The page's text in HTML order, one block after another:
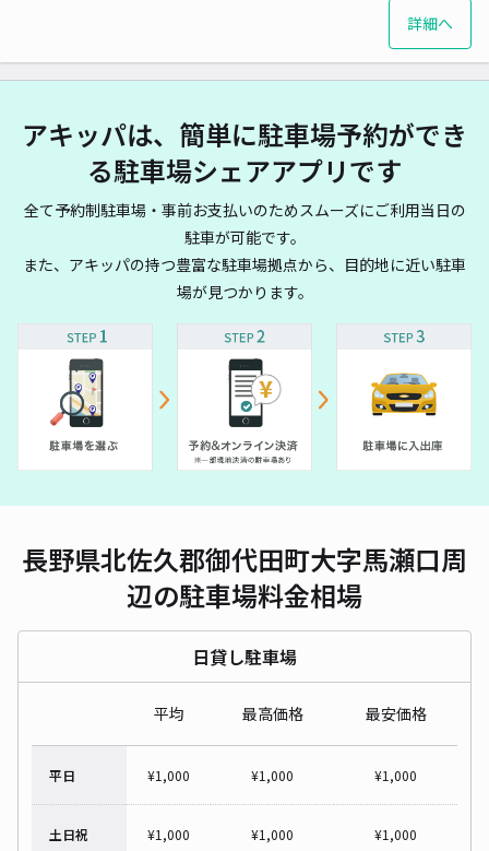
詳細へ
アキッパは、簡単に駐車場予約ができ
る駐車場シェアアプリです
全て予約制駐車場・事前お支払いのためスムーズにご利用当日の
駐車が可能です。
また、アキッパの持つ豊富な駐車場拠点から、目的地に近い駐車
場が見つかります。
長野県北佐久郡御代田町大字馬瀬口周
辺の駐車場料金相場
日貸し駐車場
平均 最高価格 最安価格
平日 ¥1,000 ¥1,000 ¥1,000
土日祝 ¥1,000 ¥1,000 ¥1,000